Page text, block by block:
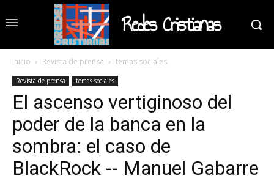
Redes Cristianas
Inicio Revista de prensa temas sociales
Revista de prensa temas sociales
El ascenso vertiginoso del
poder de la banca en la
sombra: el caso de
BlackRock -- Manuel Gabarre